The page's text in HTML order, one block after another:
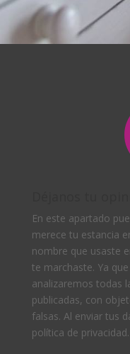
En este apartado
merece tu estancia
nombre que usaste
te marchaste. Ya
analizaremos todas
publicadas, con
falsas. Al enviar tus
política de privacidad.